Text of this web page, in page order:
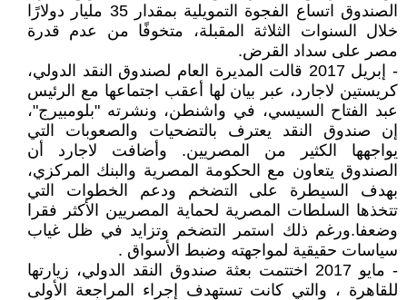
الصندوق اتساع الفجوة التمويلية بمقدار 35 مليار دولارًا
خلال السنوات الثلاثة المقبلة، متخوفًا من عدم قدرة
مصر على سداد القرض.
- إبريل 2017 قالت المديرة العام لصندوق النقد الدولي،
كريستين لاجارد، عبر بيان لها أعقب اجتماعها مع الرئيس
عبد الفتاح السيسي، في واشنطن، ونشرته "بلومبيرج"،
إن صندوق النقد يعترف بالتضحيات والصعوبات التي
يواجهها الكثير من المصريين. وأضافت لاجارد أن
الصندوق يتعاون مع الحكومة المصرية والبنك المركزي،
بهدف السيطرة على التضخم ودعم الخطوات التي
تتخذها السلطات المصرية لحماية المصريين الأكثر فقرا
وضعفا.ورغم ذلك استمر التضخم وتزايد في ظل غياب
سياسات حقيقية لمواجهته وضبط الأسواق .
- مايو 2017 اختتمت بعثة صندوق النقد الدولي، زيارتها
للقاهرة ، والتي كانت تستهدف إجراء المراجعة الأولى